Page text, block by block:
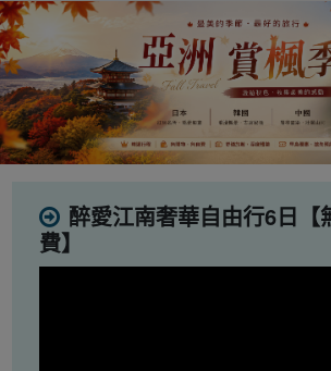
醉愛江南奢華自由行6日【
費】